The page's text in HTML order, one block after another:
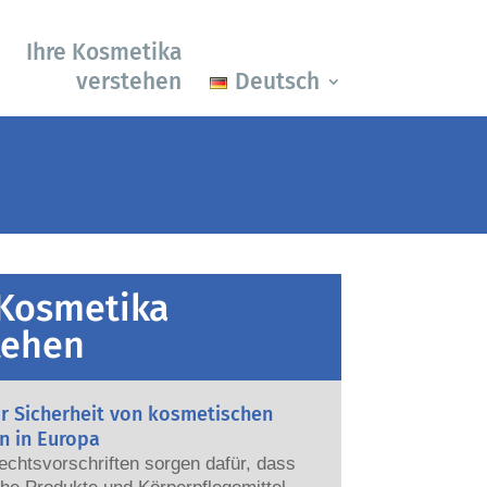
Ihre Kosmetika
verstehen
Deutsch
Sicherheit von kosmetischen
in Europa
sorgen dafür, dass